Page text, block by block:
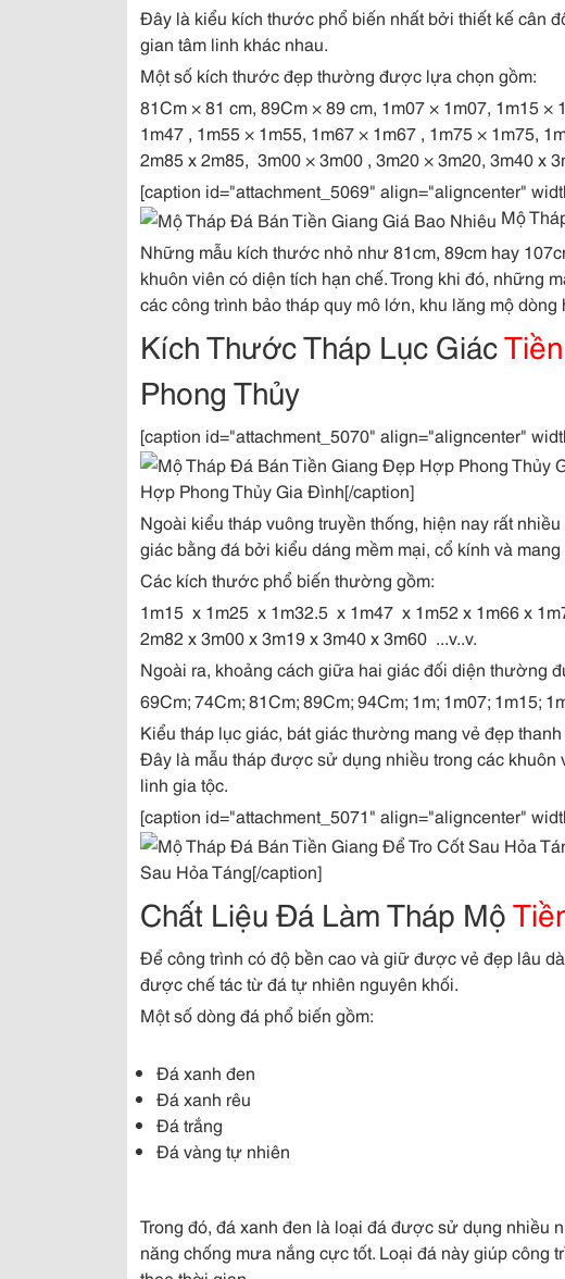
Đây là kiểu kích thước phổ biến nhất bởi thiết kế cân
gian tâm linh khác nhau.
Một số kích thước đẹp thường được lựa chọn gồm:
81Cm × 81 cm, 89Cm × 89 cm, 1m07 × 1m07, 1m15
1m47 , 1m55 × 1m55, 1m67 × 1m67 , 1m75 × 1m75,
2m85 x 2m85, 3m00 × 3m00 , 3m20 × 3m20, 3m40 x
[caption id="attachment_5069" align="aligncenter"
Mộ
Những mẫu kích thước nhỏ như 81cm, 89cm hay
khuôn viên có diện tích hạn chế. Trong khi đó,
các công trình bảo tháp quy mô lớn, khu lăng mộ
Kích Thước Tháp Lục Giác
Phong Thủy
[caption id="attachment_5070" align="aligncenter"
Hợp Phong Thủy Gia Đình[/caption]
Ngoài kiểu tháp vuông truyền thống, hiện nay rất
giác bằng đá bởi kiểu dáng mềm mại, cổ kính và
Các kích thước phổ biến thường gồm:
1m15 x 1m25 x 1m32.5 x 1m47 x 1m52 x 1m66 x
2m82 x 3m00 x 3m19 x 3m40 x 3m60 ...v..v.
Ngoài ra, khoảng cách giữa hai giác đối diện thường
69Cm; 74Cm; 81Cm; 89Cm; 94Cm; 1m; 1m07; 1m15;
Kiểu tháp lục giác, bát giác thường mang vẻ đẹp
Đây là mẫu tháp được sử dụng nhiều trong các khuôn
linh gia tộc.
[caption id="attachment_5071" align="aligncenter"
Sau Hỏa Táng[/caption]
Chất Liệu Đá Làm Tháp Mộ
Để công trình có độ bền cao và giữ được vẻ đẹp lâu
được chế tác từ đá tự nhiên nguyên khối.
Một số dòng đá phổ biến gồm:
Đá xanh đen
Đá xanh rêu
Đá trắng
Đá vàng tự nhiên
Trong đó, đá xanh đen là loại đá được sử dụng nhiều
năng chống mưa nắng cực tốt. Loại đá này giúp